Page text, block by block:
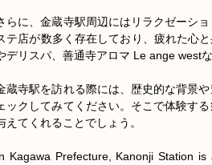
らに、金蔵寺駅周辺にはリラクゼーシ
テ店が数多く存在しており、疲れた心
デリスパ、善通寺アロマ Le ange west
蔵寺駅を訪れる際には、歴史的な背景
ックしてみてください。そこで体験す
えてくれることでしょう。
Kagawa Prefecture, Kanonji Station